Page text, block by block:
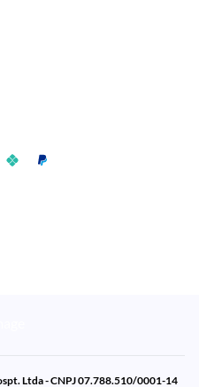
Ltda - CNPJ 07.788.510/0001-14